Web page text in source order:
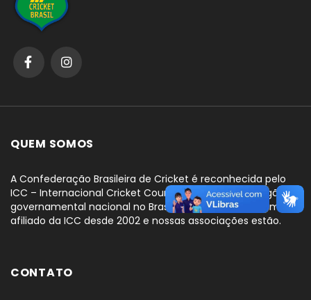
QUEM SOMOS
A Confederação Brasileira de Cricket é reconhecida pelo
ICC – Internacional Cricket Council, como o único órgão
governamental nacional no Brasil. Nós somos um membro
afiliado da ICC desde 2002 e nossas associações estão.
CONTATO